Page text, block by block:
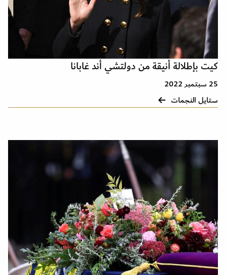
كيت بإطلالة أنيقة من دولتشي أند غابانا
25 سبتمبر 2022
ستايل النجمات